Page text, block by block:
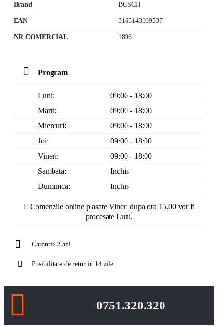
Brand BOSCH
EAN 3165143309537
NR COMERCIAL 1896
Program
Luni:
09:00 - 18:00
Marti:
09:00 - 18:00
Miercuri:
09:00 - 18:00
Joi:
09:00 - 18:00
Vineri:
09:00 - 18:00
Sambata:
Inchis
Duminica:
Inchis
Comenzile online plasate Vineri dupa ora 15.00 vor fi
procesate Luni.
Garantie 2 ani
Posibilitate de retur in 14 zile
0751.320.320